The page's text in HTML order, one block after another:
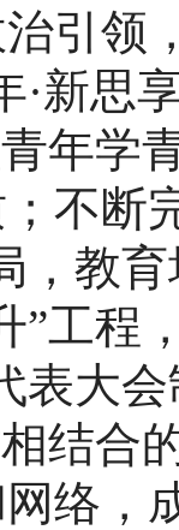
引领
·新思
年学
不断
，教
”工程
表大
结合
络，